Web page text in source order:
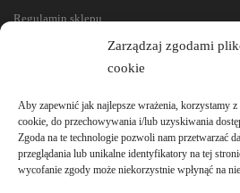
Zarządzaj zgodami
cookie
Aby zapewnić jak najlepsze wrażenia, korzystamy
cookie, do przechowywania i/lub uzyskiwania
Zgoda na te technologie pozwoli nam przetwarzać
przeglądania lub unikalne identyfikatory na tej
wycofanie zgody może niekorzystnie wpłynąć na
Regulamin sklepu
Reklamacje i zwroty
Polityka prywatności